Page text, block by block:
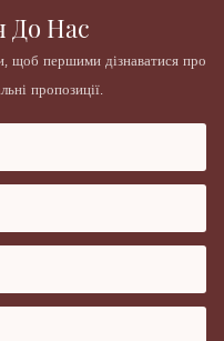
До Нас
щоб першими дізнаватися про
пропозиції.